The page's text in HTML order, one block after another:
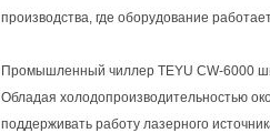
производства, где оборудование
Промышленный чиллер TEYU CW-6000
Обладая холодопроизводительностью
поддерживать работу лазерного